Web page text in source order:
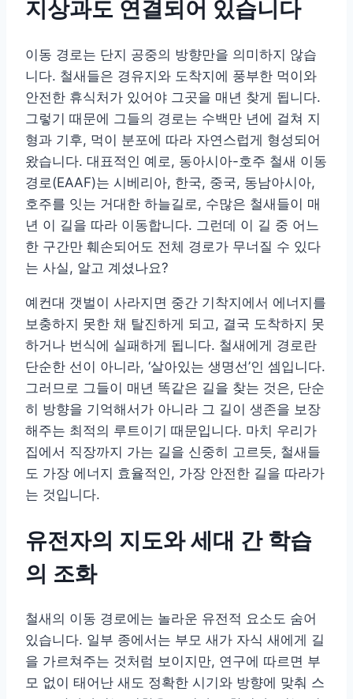
지상과도 연결되어 있습니다
이동 경로는 단지 공중의 방향만을 의미하지 않습
니다. 철새들은 경유지와 도착지에 풍부한 먹이와
안전한 휴식처가 있어야 그곳을 매년 찾게 됩니다.
그렇기 때문에 그들의 경로는 수백만 년에 걸쳐 지
형과 기후, 먹이 분포에 따라 자연스럽게 형성되어
왔습니다. 대표적인 예로, 동아시아-호주 철새 이동
경로(EAAF)는 시베리아, 한국, 중국, 동남아시아,
호주를 잇는 거대한 하늘길로, 수많은 철새들이 매
년 이 길을 따라 이동합니다. 그런데 이 길 중 어느
한 구간만 훼손되어도 전체 경로가 무너질 수 있다
는 사실, 알고 계셨나요?
예컨대 갯벌이 사라지면 중간 기착지에서 에너지를
보충하지 못한 채 탈진하게 되고, 결국 도착하지 못
하거나 번식에 실패하게 됩니다. 철새에게 경로란
단순한 선이 아니라, ‘살아있는 생명선’인 셈입니다.
그러므로 그들이 매년 똑같은 길을 찾는 것은, 단순
히 방향을 기억해서가 아니라 그 길이 생존을 보장
해주는 최적의 루트이기 때문입니다. 마치 우리가
집에서 직장까지 가는 길을 신중히 고르듯, 철새들
도 가장 에너지 효율적인, 가장 안전한 길을 따라가
는 것입니다.
유전자의 지도와 세대 간 학습
의 조화
철새의 이동 경로에는 놀라운 유전적 요소도 숨어
있습니다. 일부 종에서는 부모 새가 자식 새에게 길
을 가르쳐주는 것처럼 보이지만, 연구에 따르면 부
모 없이 태어난 새도 정확한 시기와 방향에 맞춰 스